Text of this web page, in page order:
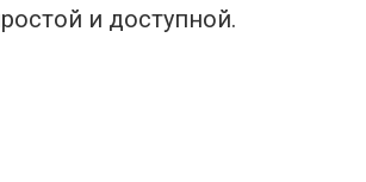
и доступной.